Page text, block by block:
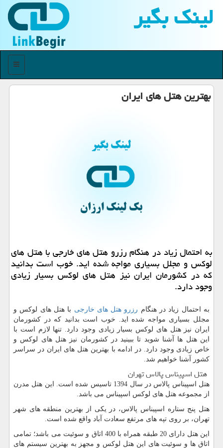
لینك بگیر
منو
بهترین هتل های ایران
به احتمال زیاد در هنگام رزرو هتل های خارجی با هتل های
لوكس و مجلل بسیاری مواجه شده اید. خوب است بدانید
كه در كشورمان ایران نیز هتل های لوكس بسیار زیادی
وجود دارد.
به احتمال زیاد در هنگام رزرو هتل های خارجی با هتل های لوکس و
مجلل بسیاری مواجه شده اید. خوب است بدانید که در کشورمان
ایران نیز هتل های لوکس بسیار زیادی وجود دارد. تنها لازم است با
این هتل ها آشنا شوید تا ببینید در کشورمان نیز هتل های لوکس و
خاص زیادی وجود دارد. در ادامه با بهترین هتل های ایران در سراسر
کشور آشنا خواهیم شد.
هتل اسپیناس پالاس تهران
هتل اسپیناس پالاس در سال 1394 تاسیس شده است. این هتل مدرن
از مجموعه هتل های لوکس اسپیناس می باشد.
هتل پنج ستاره اسپیناس پالاس، در یکی از بهترین منطقه های شهر
تهران، بر روی تپه های مرتفع سعادت آباد واقع شده است.
این هتل دارای 20 طبقه همراه با 400 اتاق و سوئیت می باشد؛ تمامی
اتاق ها و سوئیت های این هتل لوکس و مجهز به بهترین سیستم های